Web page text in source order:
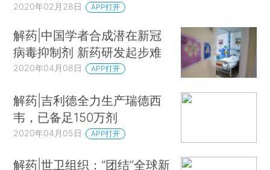
2020年02月28日 APP打开
解药|中国学者合成潜在新冠
病毒抑制剂 新药研发起步难
2020年04月08日 APP打开
解药|吉利德全力生产瑞德西
韦，已备足150万剂
2020年04月05日 APP打开
解药|世卫组织：“团结”全球新